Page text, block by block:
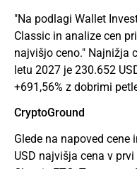
"Na podlagi Wallet
Classic in analize cen
najvišjo ceno." Najnižja
letu 2027 je 230.652
+691,56% z dobrimi
CryptoGround
Glede na napoved
USD najvišja cena v